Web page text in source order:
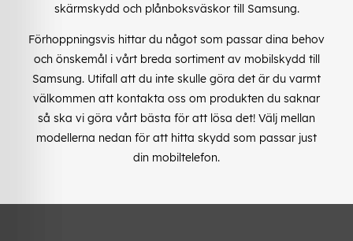
skärmskydd och plånboksväskor till Samsung.
Förhoppningsvis hittar du något som passar dina behov
och önskemål i vårt breda sortiment av mobilskydd till
Samsung. Utifall att du inte skulle göra det är du varmt
välkommen att kontakta oss om produkten du saknar
så ska vi göra vårt bästa för att lösa det! Välj mellan
modellerna nedan för att hitta skydd som passar just
din mobiltelefon.